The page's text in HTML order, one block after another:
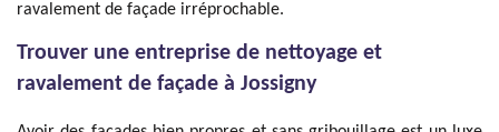
ravalement de façade irréprochable.
Trouver une entreprise de nettoyage et
ravalement de façade à Jossigny